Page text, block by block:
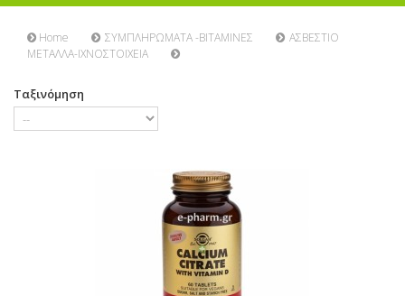
Home
ΣΥΜΠΛΗΡΩΜΑΤΑ -ΒΙΤΑΜΙΝΕΣ
ΜΕΤΑΛΛΑ-ΙΧΝΟΣΤΟΙΧΕΙΑ
ΑΣΒΕΣΤΙΟ
Ταξινόμηση